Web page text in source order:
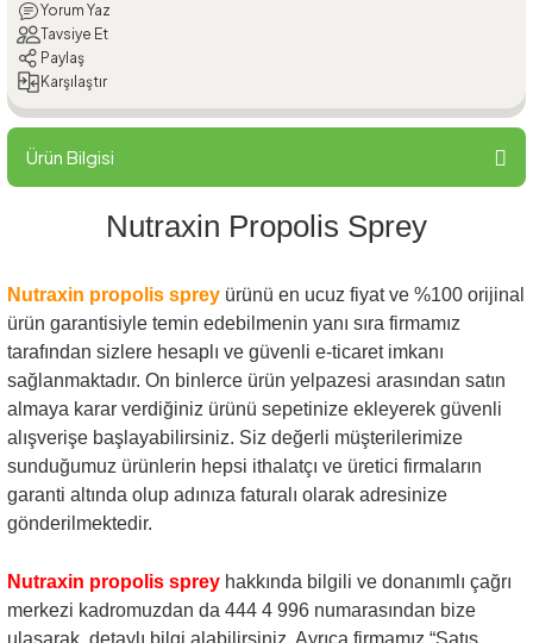
Yorum Yaz
Tavsiye Et
Paylaş
Karşılaştır
Ürün Bilgisi
Nutraxin Propolis Sprey
Nutraxin propolis sprey ürünü en ucuz fiyat ve %100 orijinal
ürün garantisiyle temin edebilmenin yanı sıra firmamız
tarafından sizlere hesaplı ve güvenli e-ticaret imkanı
sağlanmaktadır. On binlerce ürün yelpazesi arasından satın
almaya karar verdiğiniz ürünü sepetinize ekleyerek güvenli
alışverişe başlayabilirsiniz. Siz değerli müşterilerimize
sunduğumuz ürünlerin hepsi ithalatçı ve üretici firmaların
garanti altında olup adınıza faturalı olarak adresinize
gönderilmektedir.
Nutraxin propolis sprey hakkında bilgili ve donanımlı çağrı
merkezi kadromuzdan da 444 4 996 numarasından bize
ulaşarak, detaylı bilgi alabilirsiniz. Ayrıca firmamız “Satış